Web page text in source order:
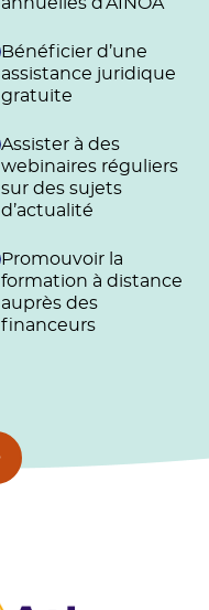
Bénéficier d’une
assistance juridique
gratuite
Assister à des
webinaires réguliers
sur des sujets
d’actualité
Promouvoir la
formation à distance
auprès des
financeurs